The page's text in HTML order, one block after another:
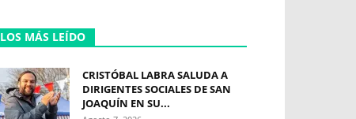
LOS MÁS LEÍDO
CRISTÓBAL LABRA SALUDA A
DIRIGENTES SOCIALES DE SAN
JOAQUÍN EN SU...